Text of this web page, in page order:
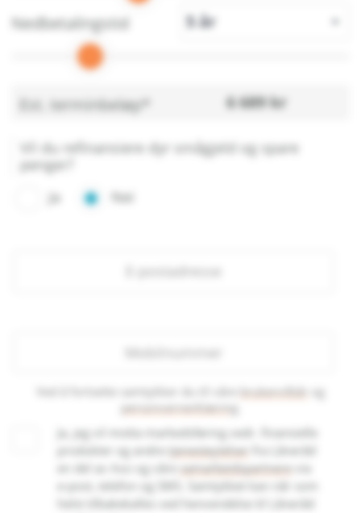
Nedbetalingstid
Est. terminbeløp* 6 689kr
Vil du refinansiere dyr smågjeld og spare
penger?
Ja
Nei
brukervilkår
personvernerklæring
Ja, jeg vil motta markedsføring vedr. finansielle
produkter og andre
tjenesteytelser
fra Låneråd
en del av Axo og våre
samarbeidspartnere
e-post, telefon og SMS. Samtykket kan når som
helst tilbakekalles ved henvendelse til Låneråd